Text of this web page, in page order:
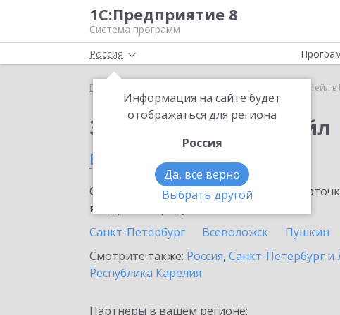
1С:Предприятие 8
Система программ
Россия
Информация на сайте будет
отображаться для региона
Россия
Да, все верно
Выбрать другой
Главная Старт Ритейл
Заказать Старт Ритейл
в Киришах
Ознакомьтесь с информационными
внедрение продукта.
Санкт-Петербург
Всеволожск Пушкин
Смотрите также: Россия, Санкт-Петербург и
Республика Карелия
Партнеры в вашем регионе: